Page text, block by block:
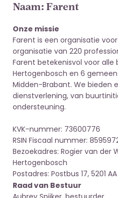
Naam: Farent
Onze missie
Farent is een organisatie
organisatie van 220
Farent betekenisvol voor alle
Hertogenbosch en 6
Midden-Brabant. We bieden
dienstverlening, van
ondersteuning.
KVK-nummer: 73600776
RSIN Fiscaal nummer:
Bezoekadres: Rogier van der
Hertogenbosch
Postadres: Postbus 17, 5201
Raad van Bestuur